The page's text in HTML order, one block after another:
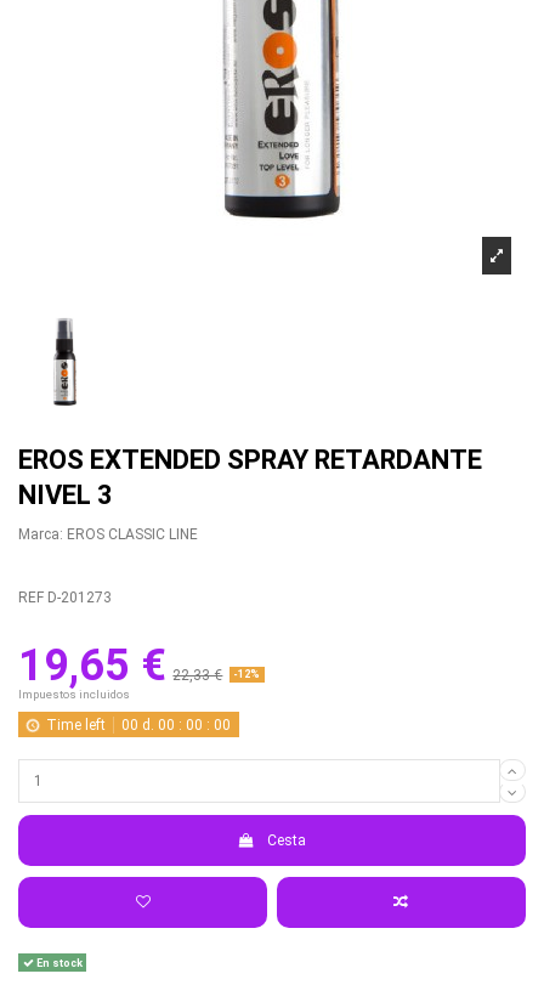
EROS EXTENDED SPRAY RETARDANTE
NIVEL 3
Marca: EROS CLASSIC LINE
REF D-201273
19,65 € 22,33 € -12%
Impuestos incluidos
Time left 00 d. 00 :00 :00
Cesta
En stock